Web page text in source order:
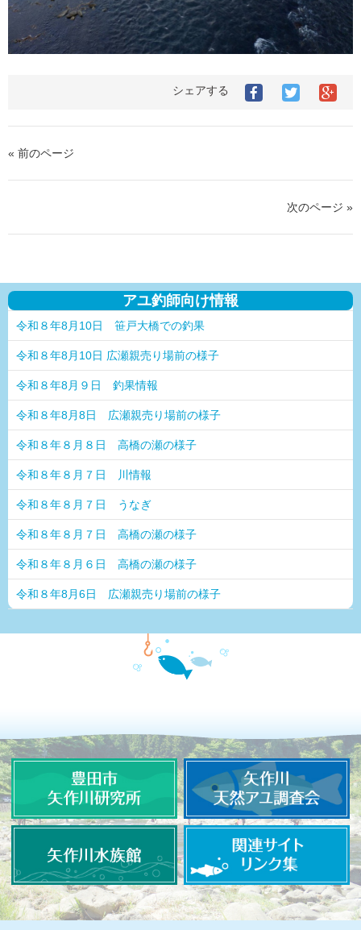
シェアする
« 前のページ
次のページ »
アユ釣師向け情報
令和８年8月10日 笹戸大橋での釣果
令和８年8月10日 広瀬親売り場前の様子
令和８年8月９日 釣果情報
令和８年8月8日 広瀬親売り場前の様子
令和８年８月８日 高橋の瀬の様子
令和８年８月７日 川情報
令和８年８月７日 うなぎ
令和８年８月７日 高橋の瀬の様子
令和８年８月６日 高橋の瀬の様子
令和８年8月6日 広瀬親売り場前の様子